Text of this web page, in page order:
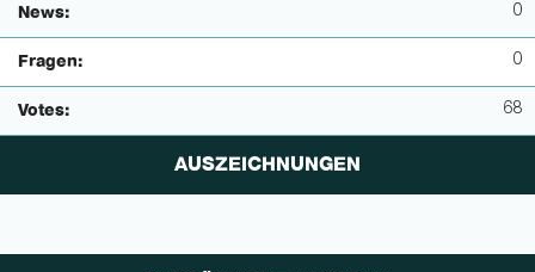
News: 0
Fragen: 0
Votes: 68
AUSZEICHNUNGEN